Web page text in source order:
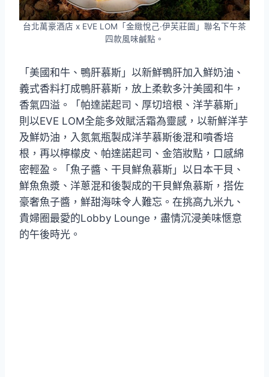
台北萬豪酒店 x EVE LOM「金緻悅己·伊芙莊園」聯名下午茶
四款風味鹹點。
「美國和牛、鴨肝慕斯」以新鮮鴨肝加入鮮奶油、
義式香料打成鴨肝慕斯，放上柔軟多汁美國和牛，
香氣四溢。「帕達諾起司、厚切培根、洋芋慕斯」
則以EVE LOM全能多效賦活霜為靈感，以新鮮洋芋
及鮮奶油，入氮氣瓶製成洋芋慕斯後混和噴香培
根，再以檸檬皮、帕達諾起司、金箔妝點，口感綿
密輕盈。「魚子醬、干貝鮮魚慕斯」以日本干貝、
鮮魚魚漿、洋蔥混和後製成的干貝鮮魚慕斯，搭佐
豪奢魚子醬，鮮甜海味令人難忘。在挑高九米九、
貴婦圈最愛的Lobby Lounge，盡情沉浸美味愜意
的午後時光。